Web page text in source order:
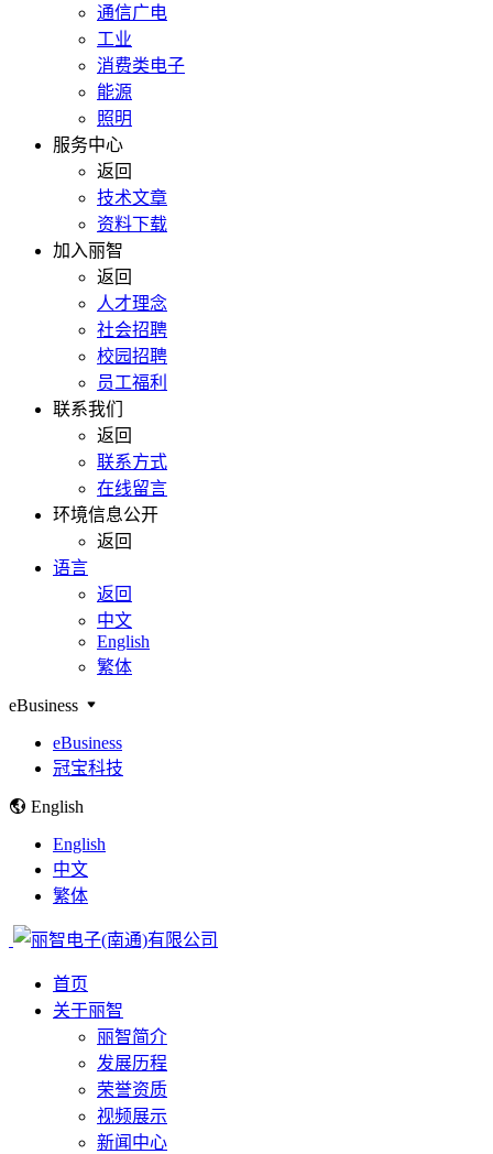
通信广电
工业
消费类电子
能源
照明
服务中心
返回
技术文章
资料下载
加入丽智
返回
人才理念
社会招聘
校园招聘
员工福利
联系我们
返回
联系方式
在线留言
环境信息公开
返回
语言
返回
中文
English
繁体
eBusiness
eBusiness
冠宝科技
English
English
中文
繁体
首页
关于丽智
丽智简介
发展历程
荣誉资质
视频展示
新闻中心